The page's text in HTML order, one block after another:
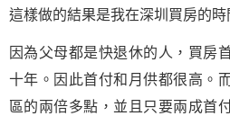
這樣做的結果是我在深圳買房的時
因為父母都是快退休的人，買房
十年。因此首付和月供都很高。
區的兩倍多點，並且只要兩成首